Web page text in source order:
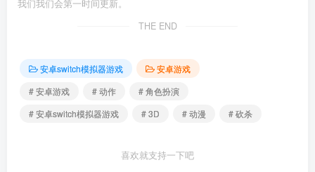
我们我们会第一时间更新。
THE END
安卓switch模拟器游戏
安卓游戏
# 安卓游戏
# 动作
# 角色扮演
# 安卓switch模拟器游戏
# 3D # 动漫 # 砍杀
喜欢就支持一下吧